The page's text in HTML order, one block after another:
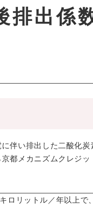
排出係
伴い排出した二酸化
都メカニズムクレジ
ロリットル／年以上で